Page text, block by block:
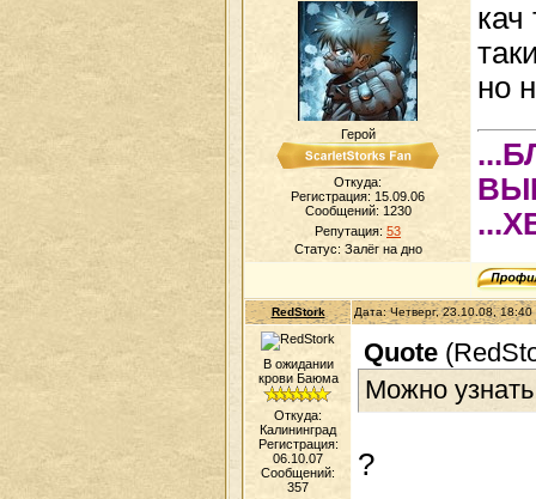
Герой
Откуда:
Регистрация: 15.09.06
Сообщений: 1230
Репутация: 53
Статус: Залёг на дно
кач
но
RedStork Дата: Четверг, 23.10.08,
В ожидании
крови Баюма
Откуда:
Калининград
Регистрация:
06.10.07
Сообщений:
357
Quote (
Можно узнать
?